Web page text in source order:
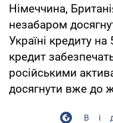
Німеччина,
незабаром
Україні кредиту
кредит
російськими
досягнути вже до